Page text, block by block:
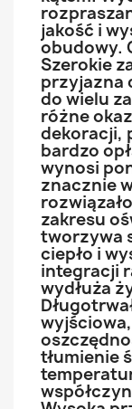
jakość i
obudowy.
Szerokie
przyjazna
do wielu
różne
dekoracji,
bardzo
wynosi
znacznie
zakresu
tworzywa
ciepło i
integracji
wydłuża
tłumienie